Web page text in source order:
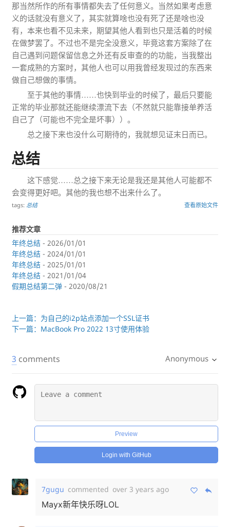
那当然所作的所有事情都失去了任何意义。当然如果考虑意
义的话就没有意义了，其实就算啥也没有死了还是啥也没
有，本来也看不见未来，期望其他人看到也只是活着的时候
在做梦罢了。不过也不是完全没意义，毕竟这套方案除了在
自己遇到问题保留信息之外还有反审查的的功能，当我整出
一套成熟的方案时，其他人也可以用我曾经发现过的东西来
做自己想做的事情。
至于其他的事情……也快到毕业的时候了，最后只要能
正常的毕业那就还能继续漂流下去（不然就只能靠接单养活
自己了（可能也不完全是坏事））。
总之接下来也没什么可期待的，我就想见证末日而已。
总结
这下感觉……总之接下来无论是我还是其他人可能都不
会变得更好吧。其他的我也想不出来什么了。
tags: 总结 查看原始文件
推荐文章
年终总结 - 2026/01/01
年终总结 - 2024/01/01
年终总结 - 2025/01/01
年终总结 - 2021/01/04
假期总结第二弹 - 2020/08/21
上一篇：为自己的i2p站点添加一个SSL证书
下一篇：MacBook Pro 2022 13寸使用体验
3 comments Anonymous
Preview
Login with GitHub
7gugu commented over 3 years ago
Mayx新年快乐呀LOL